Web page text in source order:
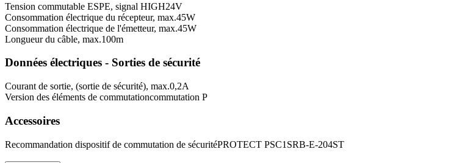
Tension commutable ESPE, signal HIGH24V
Consommation électrique du récepteur, max.45W
Consommation électrique de l'émetteur, max.45W
Longueur du câble, max.100m
Données électriques - Sorties de sécurité
Courant de sortie, (sortie de sécurité), max.0,2A
Version des éléments de commutationcommutation P
Accessoires
Recommandation dispositif de commutation de sécuritéPROTECT PSC1 SRB-E-204ST